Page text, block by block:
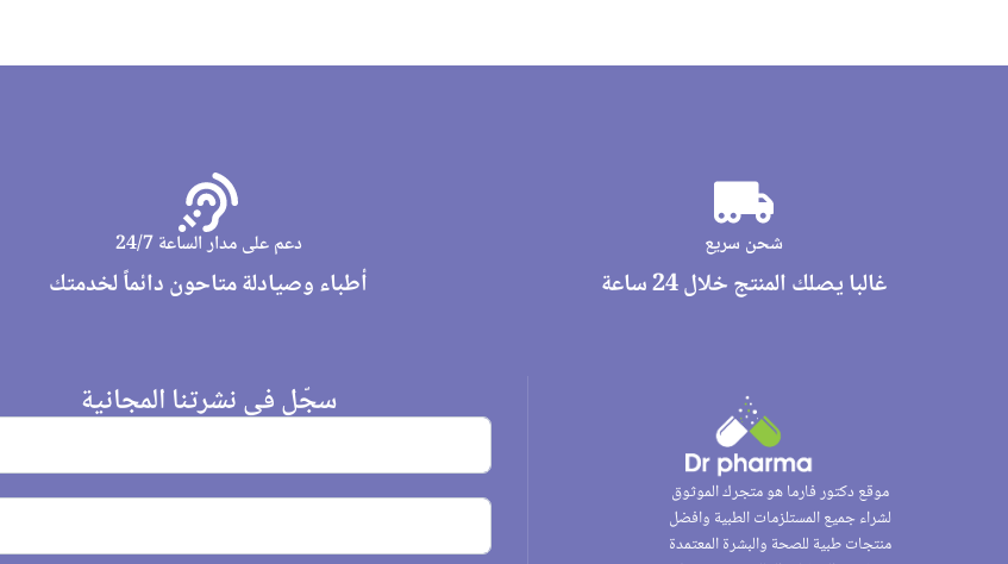
شحن سريع
غالبا يصلك المنتج خلال 24 ساعة
دعم على مدار الساعة 24/7
أطباء وصيادلة متاحون دائماً لخدمتك
موقع دكتور فارما هو متجرك الموثوق
لشراء جميع المستلزمات الطبية وافضل
منتجات طبية للصحة والبشرة المعتمدة
سجّل في نشرتنا المجانية